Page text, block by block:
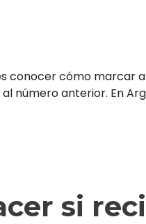
conocer cómo marcar
número anterior. En
si